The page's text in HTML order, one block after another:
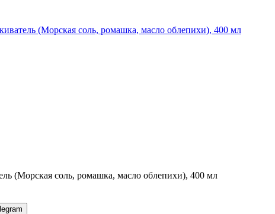
(Морская соль, ромашка, масло облепихи), 400 мл
(Морская соль, ромашка, масло облепихи), 400 мл